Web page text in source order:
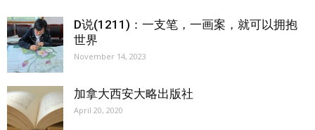
D说(1211)：一支笔，一画案，就可以拥抱
世界
November 14, 2023
加拿大西安大略出版社
April 20, 2020